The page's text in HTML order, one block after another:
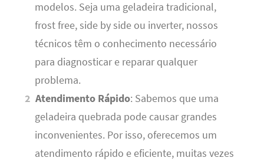
modelos. Seja uma geladeira tradicional,
frost free, side by side ou inverter, nossos
técnicos têm o conhecimento necessário
para diagnosticar e reparar qualquer
problema.
Atendimento Rápido: Sabemos que uma
geladeira quebrada pode causar grandes
inconvenientes. Por isso, oferecemos um
atendimento rápido e eficiente, muitas vezes